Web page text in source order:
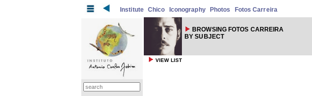
Institute Chico Iconography Photos Fotos Carreira
BROWSING FOTOS CARREIRA
BY SUBJECT
VIEW LIST